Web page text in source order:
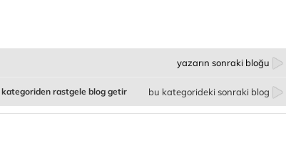
yazarın sonraki bloğu
bu kategorideki sonraki blog
kategoriden rastgele blog getir